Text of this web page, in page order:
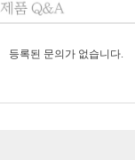
등록된 문의가 없습니다.